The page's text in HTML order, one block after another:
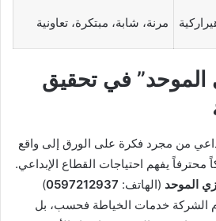
مرنة، شابة، مبتكرة، تعاونية
الموحد” في تحقيق
من مجرد فكرة على الورق إلى واقع
يفهم احتياجات القطاع الإبداعي.
الموحد (الهاتف: 0597212937
)
الشركة خدمات الخياطة فحسب، بل